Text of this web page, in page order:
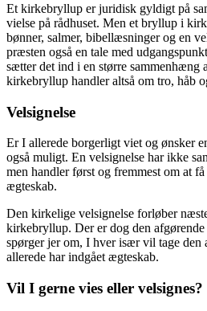
Et kirkebryllup er juridisk gyldigt på
vielse på rådhuset. Men et bryllup i
bønner, salmer, bibellæsninger og en
præsten også en tale med
sætter det ind i en større
kirkebryllup handler altså om tro, håb
Velsignelse
Er I allerede borgerligt viet og ønsker
også muligt. En velsignelse har ikke
men handler først og fremmest om at
ægteskab.
Den kirkelige velsignelse forløber
kirkebryllup. Der er dog den
spørger jer om, I hver især vil tage
allerede har indgået ægteskab.
Vil I gerne vies eller velsignes?